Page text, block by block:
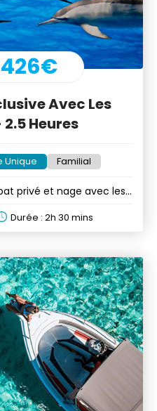
426€
Avec Les
Heures
Unique Familial
privé et nage avec les
Durée : 2h 30 mins